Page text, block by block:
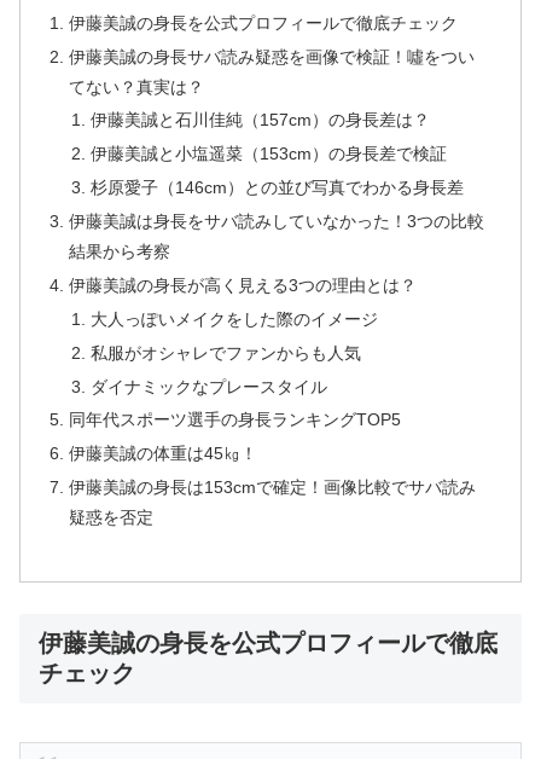
伊藤美誠の身長を公式プロフィールで徹底チェック
伊藤美誠の身長サバ読み疑惑を画像で検証！噓をつい
てない？真実は？
伊藤美誠と石川佳純（157cm）の身長差は？
伊藤美誠と小塩遥菜（153cm）の身長差で検証
杉原愛子（146cm）との並び写真でわかる身長差
伊藤美誠は身長をサバ読みしていなかった！3つの比較
結果から考察
伊藤美誠の身長が高く見える3つの理由とは？
大人っぽいメイクをした際のイメージ
私服がオシャレでファンからも人気
ダイナミックなプレースタイル
同年代スポーツ選手の身長ランキングTOP5
伊藤美誠の体重は45㎏！
伊藤美誠の身長は153cmで確定！画像比較でサバ読み
疑惑を否定
伊藤美誠の身長を公式プロフィールで徹底
チェック